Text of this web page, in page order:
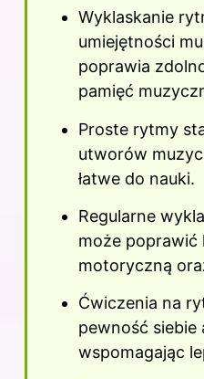
Wyklaskanie
umiejętności
poprawia
pamięć
Proste rytmy
utworów
łatwe do nauki.
Regularne
może poprawić
motoryczną
Ćwiczenia na
pewność siebie
wspomagając